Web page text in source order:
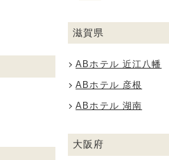
滋賀県
ABホテル 近江八幡
ABホテル 彦根
ABホテル 湖南
大阪府